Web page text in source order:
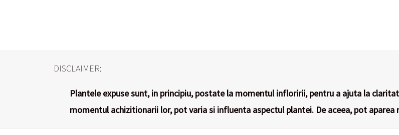
DISCLAIMER:
Plantele expuse sunt, in principiu, postate la momentul infloririi, pentru a ajuta la
momentul achizitionarii lor, pot varia si influenta aspectul plantei. De aceea, pot